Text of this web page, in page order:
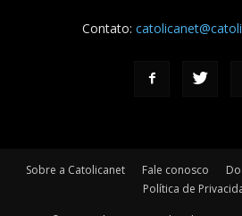
Contato:
Sobre a Catolicanet Fale conosco
Política de